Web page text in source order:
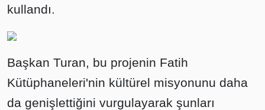
kullandı.
Başkan Turan, bu projenin Fatih
Kütüphaneleri'nin kültürel misyonunu daha
da genişlettiğini vurgulayarak şunları